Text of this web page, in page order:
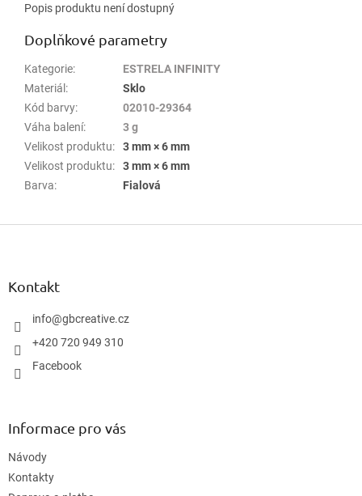
Popis produktu není dostupný
Doplňkové parametry
Kategorie:
ESTRELA INFINITY
Materiál :
Sklo
Kód barvy:
02010-29364
Váha balení:
3 g
Velikost produktu:
3 mm × 6 mm
Velikost produktu:
3 mm × 6 mm
Barva: Fialová
Z
Kontakt
info@gbcreative.cz
+420 720 949 310
Facebook
Informace pro vás
Návody
Kontakty